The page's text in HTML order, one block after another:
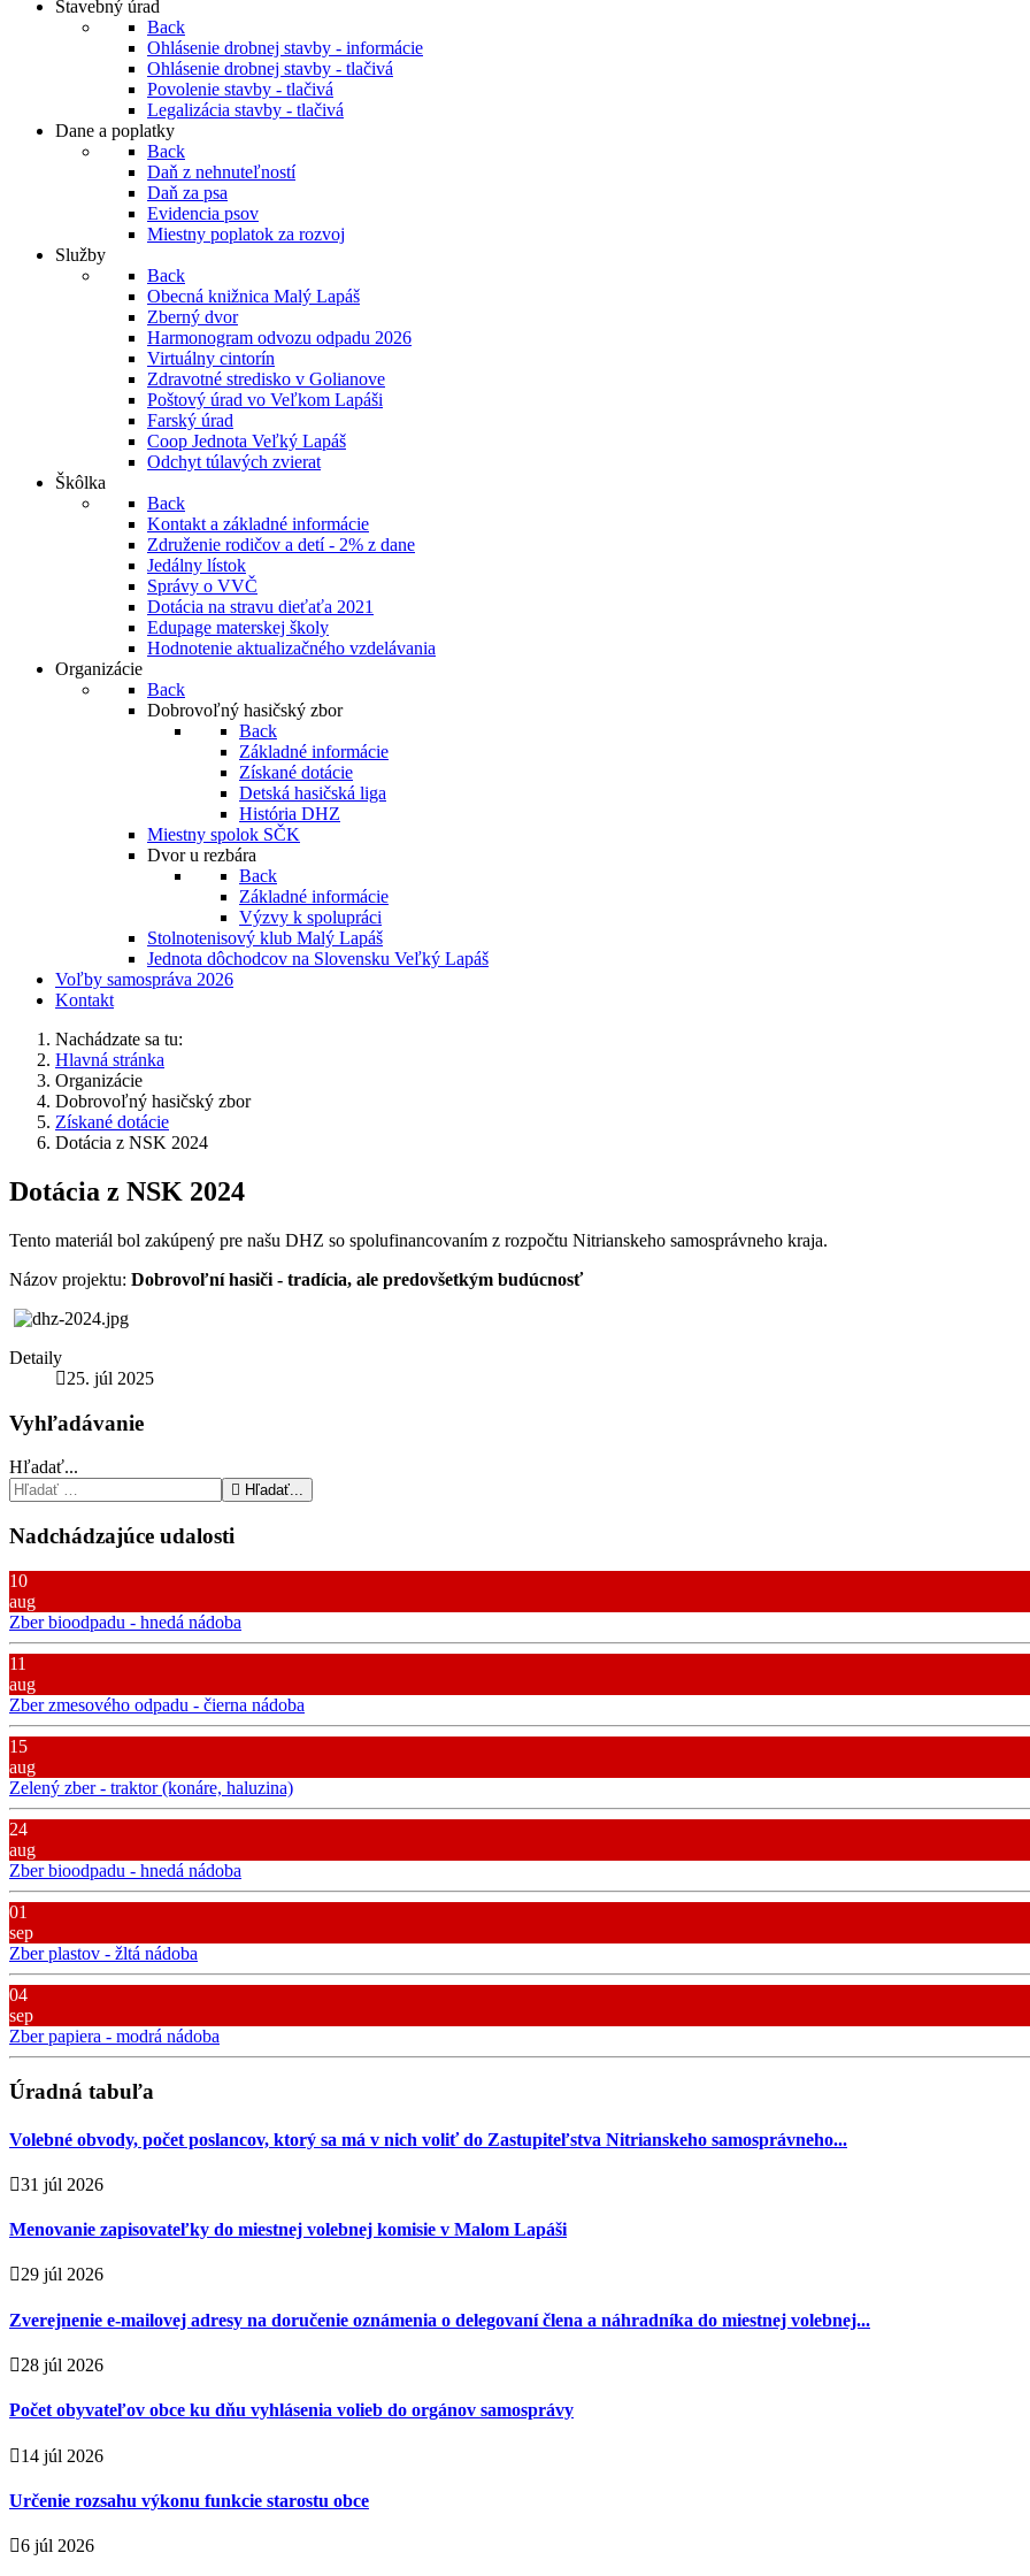
Stavebný úrad
Back
Ohlásenie drobnej stavby - informácie
Ohlásenie drobnej stavby - tlačivá
Povolenie stavby - tlačivá
Legalizácia stavby - tlačivá
Dane a poplatky
Back
Daň z nehnuteľností
Daň za psa
Evidencia psov
Miestny poplatok za rozvoj
Služby
Back
Obecná knižnica Malý Lapáš
Zberný dvor
Harmonogram odvozu odpadu 2026
Virtuálny cintorín
Zdravotné stredisko v Golianove
Poštový úrad vo Veľkom Lapáši
Farský úrad
Coop Jednota Veľký Lapáš
Odchyt túlavých zvierat
Škôlka
Back
Kontakt a základné informácie
Združenie rodičov a detí - 2% z dane
Jedálny lístok
Správy o VVČ
Dotácia na stravu dieťaťa 2021
Edupage materskej školy
Hodnotenie aktualizačného vzdelávania
Organizácie
Back
Dobrovoľný hasičský zbor
Back
Základné informácie
Získané dotácie
Detská hasičská liga
História DHZ
Miestny spolok SČK
Dvor u rezbára
Back
Základné informácie
Výzvy k spolupráci
Stolnotenisový klub Malý Lapáš
Jednota dôchodcov na Slovensku Veľký Lapáš
Voľby samospráva 2026
Kontakt
Nachádzate sa tu:
Hlavná stránka
Organizácie
Dobrovoľný hasičský zbor
Získané dotácie
Dotácia z NSK 2024
Dotácia z NSK 2024
Tento materiál bol zakúpený pre našu DHZ so spolufinancovaním z rozpočtu Nitrianskeho samosprávneho kraja.
Názov projektu: Dobrovoľní hasiči - tradícia, ale predovšetkým budúcnosť
Detaily
25. júl 2025
Vyhľadávanie
Hľadať...
Hľadať...
Nadchádzajúce udalosti
10
aug
Zber bioodpadu - hnedá nádoba
11
aug
Zber zmesového odpadu - čierna nádoba
15
aug
Zelený zber - traktor (konáre, haluzina)
24
aug
Zber bioodpadu - hnedá nádoba
01
sep
Zber plastov - žltá nádoba
04
sep
Zber papiera - modrá nádoba
Úradná tabuľa
Volebné obvody, počet poslancov, ktorý sa má v nich voliť do Zastupiteľstva Nitrianskeho samosprávneho...
31 júl 2026
Menovanie zapisovateľky do miestnej volebnej komisie v Malom Lapáši
29 júl 2026
Zverejnenie e-mailovej adresy na doručenie oznámenia o delegovaní člena a náhradníka do miestnej volebnej...
28 júl 2026
Počet obyvateľov obce ku dňu vyhlásenia volieb do orgánov samosprávy
14 júl 2026
Určenie rozsahu výkonu funkcie starostu obce
6 júl 2026